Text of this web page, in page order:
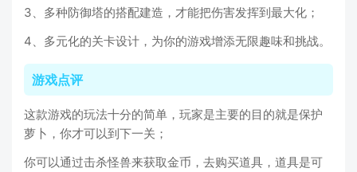
3、多种防御塔的搭配建造，才能把伤害发挥到最大化；
4、多元化的关卡设计，为你的游戏增添无限趣味和挑战。
游戏点评
这款游戏的玩法十分的简单，玩家是主要的目的就是保护
萝卜，你才可以到下一关；
你可以通过击杀怪兽来获取金币，去购买道具，道具是可